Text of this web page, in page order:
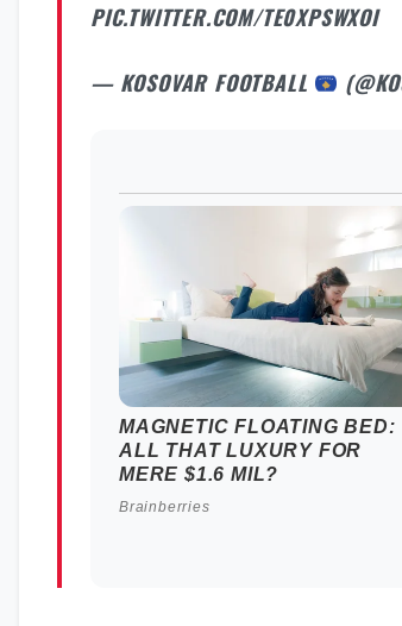
PIC.TWITTER.COM/TE0XPSWXOI
— KOSOVAR FOOTBALL